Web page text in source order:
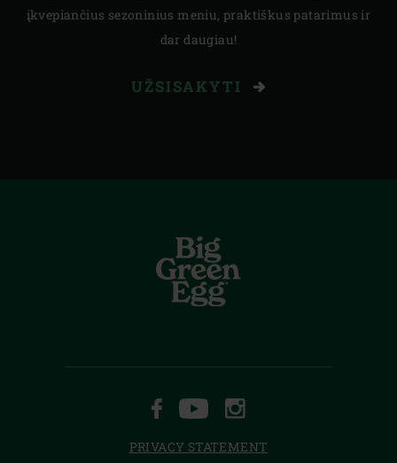
įkvepiančius sezoninius meniu, praktiškus patarimus ir
dar daugiau!
UŽSISAKYTI
FACEBOOKYOUTUBE
PRIVACY STATEMENT